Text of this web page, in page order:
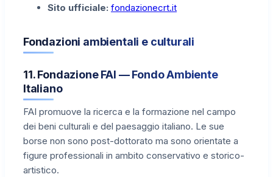
Sito ufficiale: fondazionecrt.it
Fondazioni ambientali e culturali
11. Fondazione FAI — Fondo Ambiente
Italiano
FAI promuove la ricerca e la formazione nel campo
dei beni culturali e del paesaggio italiano. Le sue
borse non sono post-dottorato ma sono orientate a
figure professionali in ambito conservativo e storico-
artistico.